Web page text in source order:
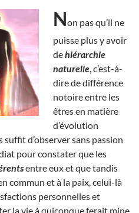
Non pas qu’il ne
puisse plus y avoir
dehiérarchie
naturelle , c’est-à-
dire de différence
notoire entre les
êtres en matière
d’évolution
suffit d’observer sans passion
pour constater que les
entre eux et que tandis
commun et à la paix, celui-là
personnelles et
la vie à quiconque ferait mine